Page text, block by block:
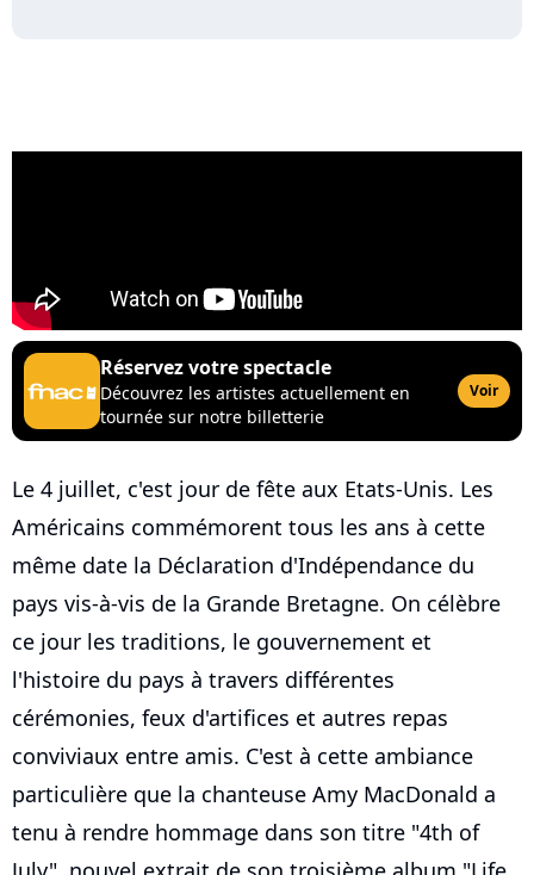
Réservez votre spectacle
Découvrez les artistes actuellement en
tournée sur notre billetterie
Voir
Le 4 juillet, c'est jour de fête aux Etats-Unis. Les
Américains commémorent tous les ans à cette
même date la Déclaration d'Indépendance du
pays vis-à-vis de la Grande Bretagne. On célèbre
ce jour les traditions, le gouvernement et
l'histoire du pays à travers différentes
cérémonies, feux d'artifices et autres repas
conviviaux entre amis. C'est à cette ambiance
particulière que la chanteuse Amy MacDonald a
tenu à rendre hommage dans son titre "4th of